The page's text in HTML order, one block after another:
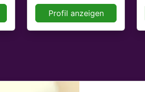
Profil anzeigen